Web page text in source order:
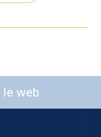
le web